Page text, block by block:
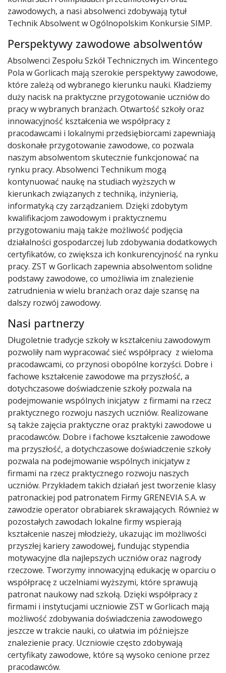
zawodowych, a nasi absolwenci zdobywają tytuł
Technik Absolwent w Ogólnopolskim Konkursie SIMP.
Perspektywy zawodowe absolwentów
Absolwenci Zespołu Szkół Technicznych im. Wincentego
Pola w Gorlicach mają szerokie perspektywy zawodowe,
które zależą od wybranego kierunku nauki. Kładziemy
duży nacisk na praktyczne przygotowanie uczniów do
pracy w wybranych branżach. Otwartość szkoły oraz
innowacyjność kształcenia we współpracy z
pracodawcami i lokalnymi przedsiębiorcami zapewniają
doskonałe przygotowanie zawodowe, co pozwala
naszym absolwentom skutecznie funkcjonować na
rynku pracy. Absolwenci Technikum mogą
kontynuować naukę na studiach wyższych w
kierunkach związanych z techniką, inżynierią,
informatyką czy zarządzaniem. Dzięki zdobytym
kwalifikacjom zawodowym i praktycznemu
przygotowaniu mają także możliwość podjęcia
działalności gospodarczej lub zdobywania dodatkowych
certyfikatów, co zwiększa ich konkurencyjność na rynku
pracy. ZST w Gorlicach zapewnia absolwentom solidne
podstawy zawodowe, co umożliwia im znalezienie
zatrudnienia w wielu branżach oraz daje szansę na
dalszy rozwój zawodowy.
Nasi partnerzy
Długoletnie tradycje szkoły w kształceniu zawodowym
pozwoliły nam wypracować sieć współpracy z wieloma
pracodawcami, co przynosi obopólne korzyści. Dobre i
fachowe kształcenie zawodowe ma przyszłość, a
dotychczasowe doświadczenie szkoły pozwala na
podejmowanie wspólnych inicjatyw z firmami na rzecz
praktycznego rozwoju naszych uczniów. Realizowane
są także zajęcia praktyczne oraz praktyki zawodowe u
pracodawców. Dobre i fachowe kształcenie zawodowe
ma przyszłość, a dotychczasowe doświadczenie szkoły
pozwala na podejmowanie wspólnych inicjatyw z
firmami na rzecz praktycznego rozwoju naszych
uczniów. Przykładem takich działań jest tworzenie klasy
patronackiej pod patronatem Firmy GRENEVIA S.A. w
zawodzie operator obrabiarek skrawających. Również w
pozostałych zawodach lokalne firmy wspierają
kształcenie naszej młodzieży, ukazując im możliwości
przyszłej kariery zawodowej, fundując stypendia
motywacyjne dla najlepszych uczniów oraz nagrody
rzeczowe. Tworzymy innowacyjną edukację w oparciu o
współpracę z uczelniami wyższymi, które sprawują
patronat naukowy nad szkołą. Dzięki współpracy z
firmami i instytucjami uczniowie ZST w Gorlicach mają
możliwość zdobywania doświadczenia zawodowego
jeszcze w trakcie nauki, co ułatwia im późniejsze
znalezienie pracy. Uczniowie często zdobywają
certyfikaty zawodowe, które są wysoko cenione przez
pracodawców.